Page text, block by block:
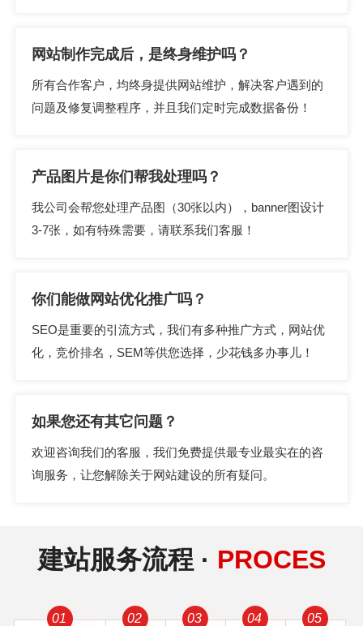
网站制作完成后，是终身维护吗？
所有合作客户，均终身提供网站维护，解决客户遇到的
问题及修复调整程序，并且我们定时完成数据备份！
产品图片是你们帮我处理吗？
我公司会帮您处理产品图（30张以内），banner图设计
3-7张，如有特殊需要，请联系我们客服！
你们能做网站优化推广吗？
SEO是重要的引流方式，我们有多种推广方式，网站优
化，竞价排名，SEM等供您选择，少花钱多办事儿！
如果您还有其它问题？
欢迎咨询我们的客服，我们免费提供最专业最实在的咨
询服务，让您解除关于网站建设的所有疑问。
建站服务流程 · PROCES
01 02 03 04 05